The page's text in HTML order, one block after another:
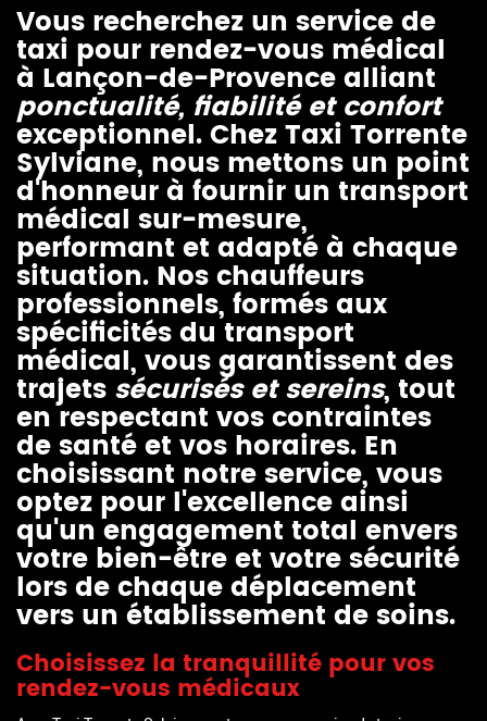
Vous recherchez un service de
taxi pour rendez-vous médical
à Lançon-de-Provence alliant
ponctualité, fiabilité et confort
exceptionnel. Chez Taxi Torrente
Sylviane, nous mettons un point
d'honneur à fournir un transport
médical sur-mesure,
performant et adapté à chaque
situation. Nos chauffeurs
professionnels, formés aux
spécificités du transport
médical, vous garantissent des
trajets sécurisés et sereins, tout
en respectant vos contraintes
de santé et vos horaires. En
choisissant notre service, vous
optez pour l'excellence ainsi
qu'un engagement total envers
votre bien-être et votre sécurité
lors de chaque déplacement
vers un établissement de soins.
Choisissez la tranquillité pour vos
rendez-vous médicaux